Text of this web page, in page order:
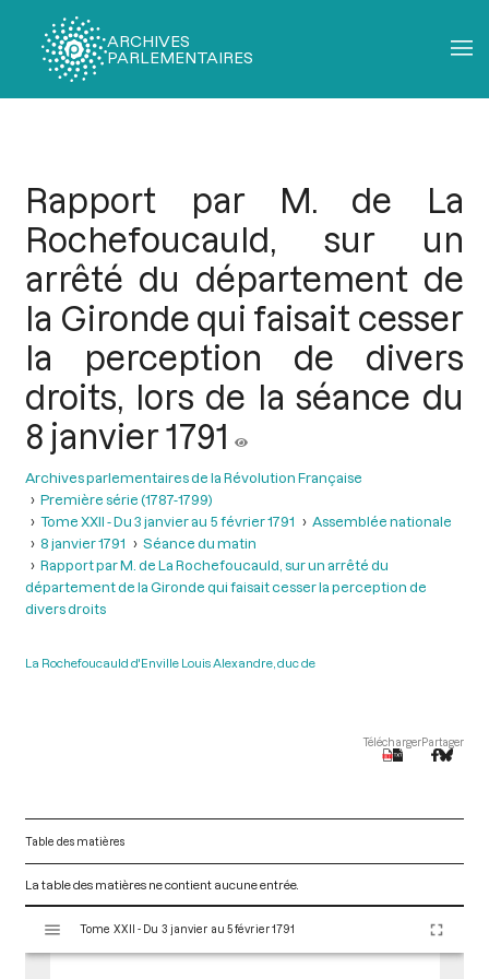
ARCHIVES
PARLEMENTAIRES
Rapport par M. de La
Rochefoucauld, sur un
arrêté du département de
la Gironde qui faisait cesser
la perception de divers
droits, lors de la séance du
8 janvier 1791
Archives parlementaires de la Révolution Française
Première série (1787-1799)
Tome XXII - Du 3 janvier au 5 février 1791
Assemblée nationale
8 janvier 1791
Séance du matin
Rapport par M. de La Rochefoucauld, sur un arrêté du
département de la Gironde qui faisait cesser la perception de
divers droits
La Rochefoucauld d'Enville Louis Alexandre, duc de
TéléchargerPartager
Table des matières
La table des matières ne contient aucune entrée.
s
Tome XXII - Du 3 janvier au 5 février 1791